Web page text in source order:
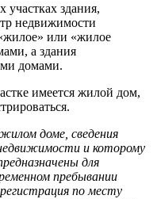
здания,
недвижимости
или «жилое
а здания
домами.
имеется жилой дом,
доме, сведения
и которому
для
пребывании
по месту